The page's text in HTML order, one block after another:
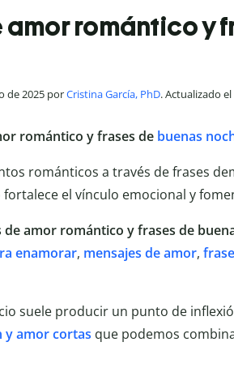
amor romántico y
de 2025 porCristina García, PhD. Actualizado
romántico y frases de buenas
románticos a través de frases
el vínculo emocional y
de amor romántico y frases de
enamorar, mensajes de amor,
suele producir un punto de
y amor cortas que podemos